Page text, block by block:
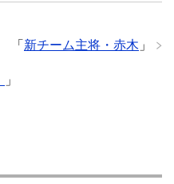
「 新チーム主将・赤木 」
」